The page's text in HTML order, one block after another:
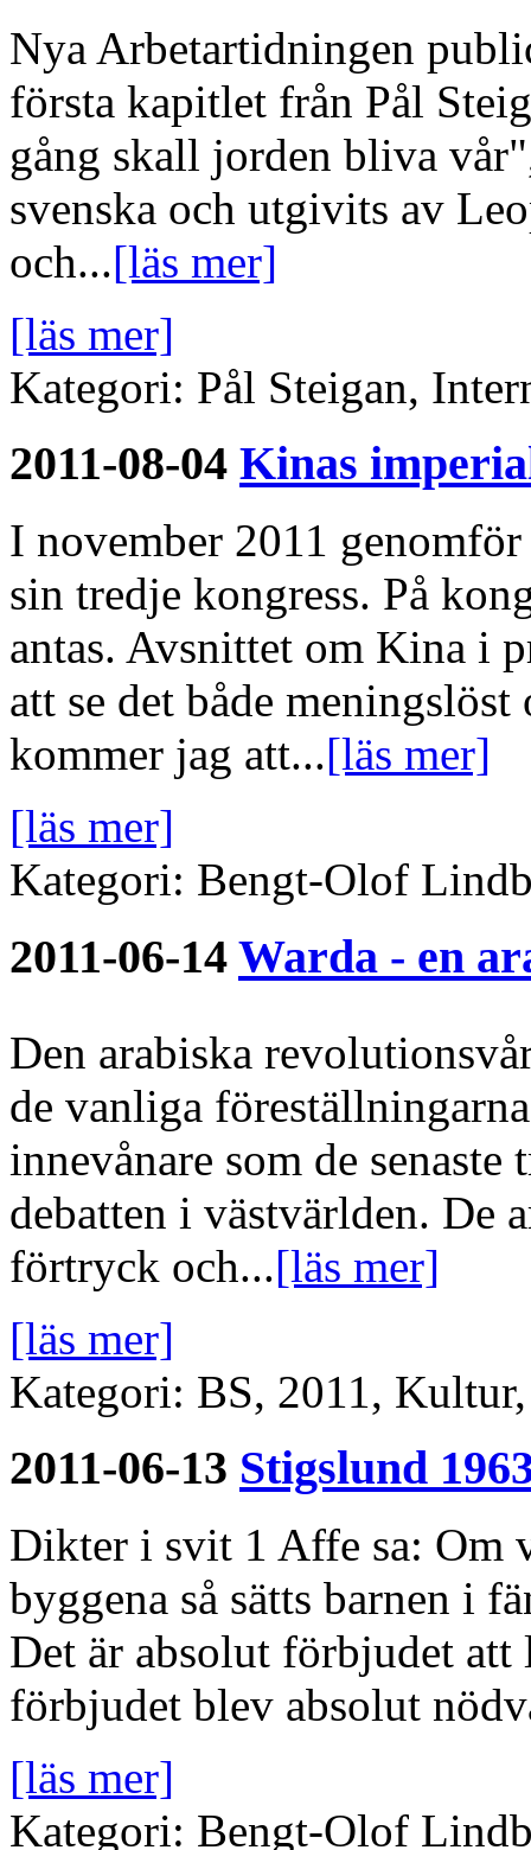
Nya Arbetartidningen
första kapitlet från Pål
gång skall jorden bliva
svenska och utgivits av
och...[läs mer]
[läs mer]
Kategori: Pål Steigan,
2011-08-04 Kinas
I november 2011
sin tredje kongress. På
antas. Avsnittet om Kina i
att se det både
kommer jag att...[läs mer]
[läs mer]
Kategori: Bengt-Olof
2011-06-14 Warda - en
Den arabiska
de vanliga
innevånare som de
debatten i västvärlden. De
förtryck och...[läs mer]
[läs mer]
Kategori: BS, 2011,
2011-06-13 Stigslund
Dikter i svit 1 Affe sa: Om
byggena så sätts barnen i
Det är absolut förbjudet att
förbjudet blev absolut
[läs mer]
Kategori: Bengt-Olof